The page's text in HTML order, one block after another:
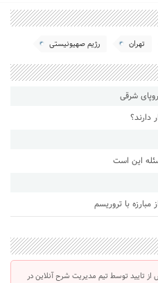
تهران رژیم صهیونیستی
شرقی
دارند؟
این است
مبارزه با تروریسم
تایید توسط تیم مدیریت شرح آنلاین در